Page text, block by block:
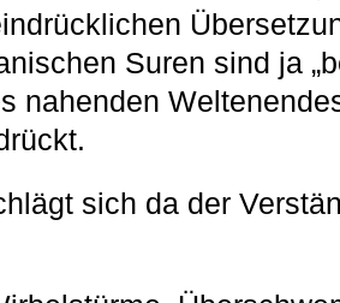
Suren sind ja
nahenden
sich da der